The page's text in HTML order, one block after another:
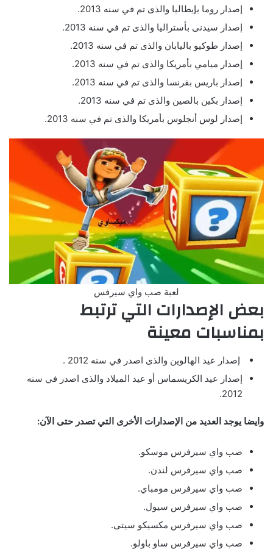
إصدار روما بإيطاليا والذى تم في سنه 2013.
إصدار سيدنى بأستراليا والذى تم في سنه 2013.
إصدار طوكيو باليابان والذى تم في سنه 2013.
إصدار ميامي بأمريكا والذى تم في سنه 2013.
إصدار باريس بفرنسا والذى تم في سنه 2013.
إصدار بكين بالصين والذى تم في سنه 2013.
إصدار لوس أنجلوس بأمريكا والذى تم في سنه 2013.
لعبة صب واي سيرفس
بعض الإصدارات التي ترتبط
بمناسبات معينة
إصدار عيد الهالوين والذى اصدر في سنه 2012 .
إصدار عيد الكريسماس أو عيد الميلاد والذى اصدر في سنه
2012.
وايضا يوجد العديد من الإصدارات الأخرى التي تصدر حتى الآن:
صب واي سيرفرس موسكو.
صب واي سيرفرس لندن.
صب واي سيرفرس مومباي.
صب واي سيرفرس سيول.
صب واي سيرفرس مكسيكو سيتى.
صب واي سيرفرس ساو باولو.